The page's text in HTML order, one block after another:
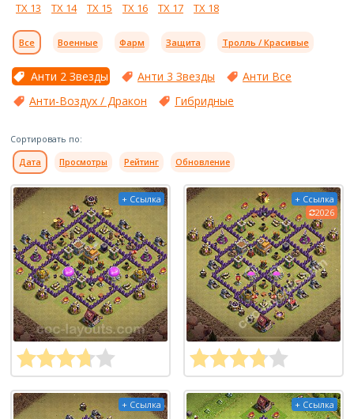
ТХ 13
ТХ 14 ТХ 15 ТХ 16 ТХ 17 ТХ 18
Все Военные Фарм Защита Тролль / Красивые
Анти 2 Звезды Анти 3 Звезды
Анти Все
Анти-Воздух / Дракон
Гибридные
Сортировать по:
Дата Просмотры Рейтинг Обновление
+ Ссылка
+ Ссылка
2026
+ Ссылка + Ссылка